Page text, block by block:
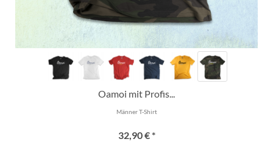
Oamoi mit Profis...
Männer T-Shirt
32,90 € *